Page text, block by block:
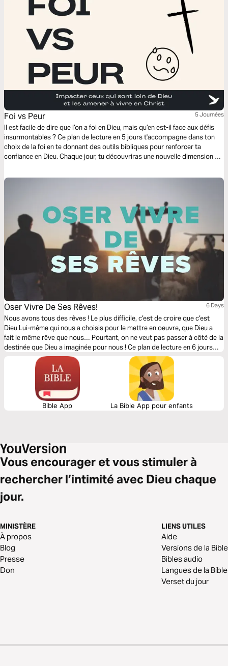
Foi vs Peur 5 Journées
Il est facile de dire que l’on a foi en Dieu, mais qu’en est-il face aux défis
insurmontables ? Ce plan de lecture en 5 jours t'accompagne dans ton
choix de la foi en te donnant des outils bibliques pour renforcer ta
confiance en Dieu. Chaque jour, tu découvriras une nouvelle dimension de
semble impossible. Laisse ces lectures transformer ta perspective face
Oser Vivre De Ses Rêves! 6 Days
Nous avons tous des rêves ! Le plus difficile, c’est de croire que c’est
Dieu Lui-même qui nous a choisis pour le mettre en oeuvre, que Dieu a
fait le même rêve que nous… Pourtant, on ne veut pas passer à côté de la
destinée que Dieu a imaginée pour nous ! Ce plan de lecture en 6 jours
est destiné à tous ceux qui veulent voir leurs rêves devenir réalité.
Bible App La Bible App pour enfants
Vous encourager et vous stimuler à
rechercher l’intimité avec Dieu chaque
jour.
MINISTÈRE
À propos
Blog
Presse
Don
LIENS UTILES
Aide
Versions de la Bible
Bibles audio
Langues de la Bible
Verset du jour